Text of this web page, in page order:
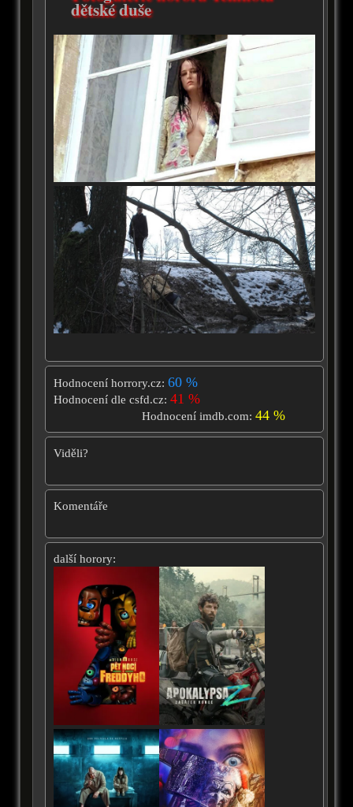
dětské duše
Hodnocení horrory.cz: 60 %
Hodnocení dle csfd.cz: 41 %
Hodnocení imdb.com:44 %
Viděli?
Komentáře
další horory: